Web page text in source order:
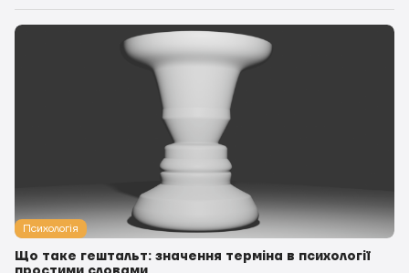
Психологія
Що таке гештальт: значення терміна в психології